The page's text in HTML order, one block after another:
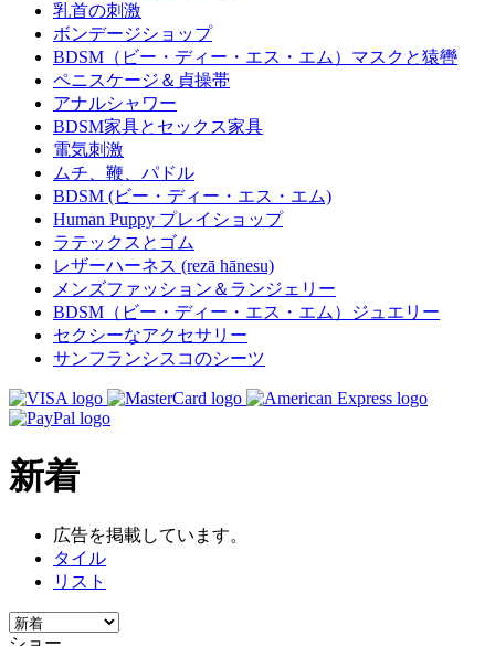
乳首の刺激
ボンデージショップ
BDSM（ビー・ディー・エス・エム）マスクと猿轡
ペニスケージ＆貞操帯
アナルシャワー
BDSM家具とセックス家具
電気刺激
ムチ、鞭、パドル
BDSM (ビー・ディー・エス・エム)
Human Puppy プレイショップ
ラテックスとゴム
レザーハーネス (rezā hānesu)
メンズファッション＆ランジェリー
BDSM（ビー・ディー・エス・エム）ジュエリー
セクシーなアクセサリー
サンフランシスコのシーツ
新着
広告を掲載しています。
タイル
リスト